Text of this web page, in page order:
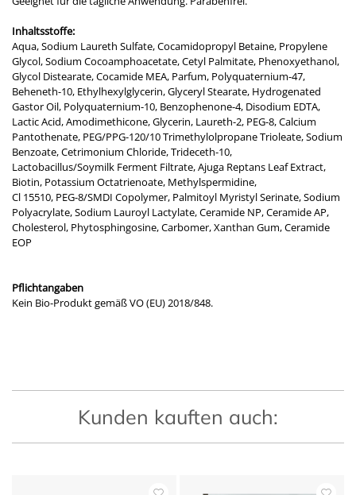
Inhaltsstoffe:
Aqua, Sodium Laureth Sulfate, Cocamidopropyl Betaine, Propylene
Glycol, Sodium Cocoamphoacetate, Cetyl Palmitate, Phenoxyethanol,
Glycol Distearate, Cocamide MEA, Parfum, Polyquaternium-47,
Beheneth-10, Ethylhexylglycerin, Glyceryl Stearate, Hydrogenated
Gastor Oil, Polyquaternium-10, Benzophenone-4, Disodium EDTA,
Lactic Acid, Amodimethicone, Glycerin, Laureth-2, PEG-8, Calcium
Pantothenate, PEG/PPG-120/10 Trimethylolpropane Trioleate, Sodium
Benzoate, Cetrimonium Chloride, Trideceth-10,
Lactobacillus/Soymilk Ferment Filtrate, Ajuga Reptans Leaf Extract,
Biotin, Potassium Octatrienoate, Methylspermidine,
Cl 15510, PEG-8/SMDI Copolymer, Palmitoyl Myristyl Serinate, Sodium
Polyacrylate, Sodium Lauroyl Lactylate, Ceramide NP, Ceramide AP,
Cholesterol, Phytosphingosine, Carbomer, Xanthan Gum, Ceramide
EOP
Pflichtangaben
Kein Bio-Produkt gemäß VO (EU) 2018/848.
Kunden kauften auch: